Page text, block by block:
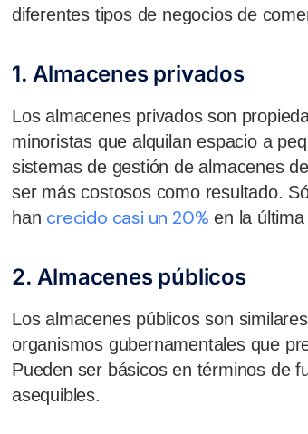
diferentes tipos de negocios de
1. Almacenes privados
Los almacenes privados son
minoristas que alquilan espacio a
sistemas de gestión de almacenes
ser más costosos como resultado.
han crecido casi un 20% en la
2. Almacenes públicos
Los almacenes públicos son
organismos gubernamentales que
Pueden ser básicos en términos de
asequibles.